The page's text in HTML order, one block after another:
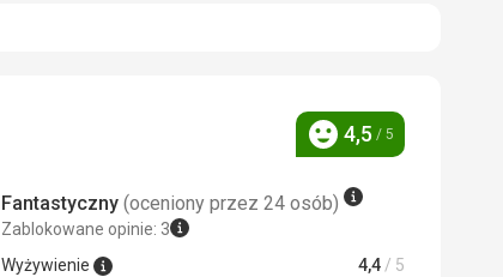
Ocena
4,5 / 5
Fantastyczny (oceniony przez 24 osób)
Zablokowane opinie: 3
Wyżywienie
4,4/ 5